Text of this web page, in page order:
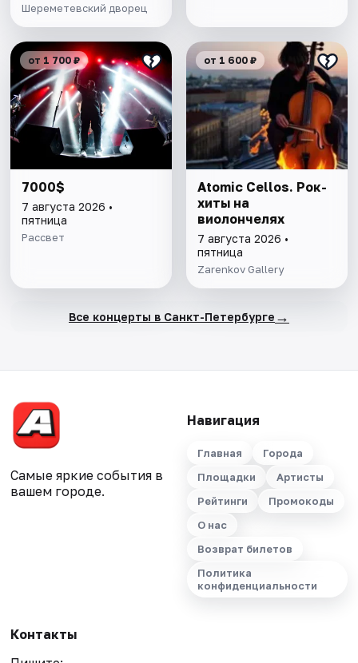
Шереметевский дворец
от 1 700 ₽
7000$
7 августа 2026 •
пятница
Рассвет
от 1 600 ₽
Atomic Cellos. Рок-
хиты на
виолончелях
7 августа 2026 •
пятница
Zarenkov Gallery
Все концерты в Санкт-Петербурге →
Самые яркие события в
вашем городе.
Навигация
Главная
Города
Площадки
Артисты
Рейтинги
Промокоды
О нас
Возврат билетов
Политика
конфиденциальности
Контакты